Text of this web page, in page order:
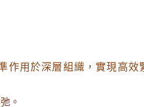
作用於深層組織，實現高效
。